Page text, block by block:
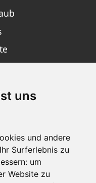
uns
und andere
Surferlebnis zu
um
Website zu
APP
und Android - Ein
Schneefreaks!